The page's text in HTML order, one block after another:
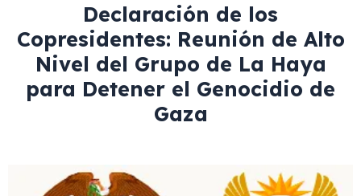
Declaración de los
Copresidentes: Reunión de Alto
Nivel del Grupo de La Haya
para Detener el Genocidio de
Gaza